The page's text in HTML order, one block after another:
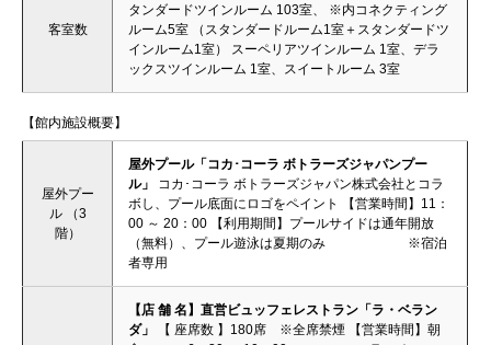
客室数
タンダードツインルーム 103室、 ※内コネクティング
ルーム5室 （スタンダードルーム1室＋スタンダードツ
インルーム1室） スーペリアツインルーム 1室、デラ
ックスツインルーム 1室、スイートルーム 3室
【館内施設概要】
屋外プー
ル （3
階）
屋外プール「コカ･コーラ ボトラーズジャパンプー
ル」
コカ･コーラ ボトラーズジャパン株式会社とコラ
ボし、プール底面にロゴをペイント 【営業時間】11：
00 ～ 20：00 【利用期間】プールサイドは通年開放
（無料）、プール遊泳は夏期のみ ※宿泊
者専用
【店 舗 名】直営ビュッフェレストラン「ラ・ベラン
ダ」
【 座席数 】180席 ※全席禁煙 【営業時間】朝